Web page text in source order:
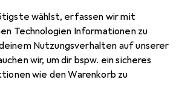
wählst, erfassen wir mit
Technologien Informationen zu
Nutzungsverhalten auf unserer
wir, um dir bspw. ein sicheres
wie den Warenkorb zu
matt design-
Rolle